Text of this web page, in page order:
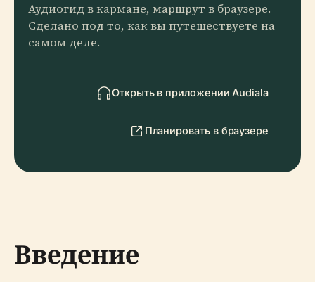
Аудиогид в кармане, маршрут в браузере.
Сделано под то, как вы путешествуете на
самом деле.
Открыть в приложении Audiala
Планировать в браузере
Введение